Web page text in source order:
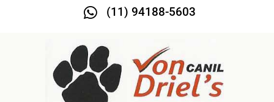
(11) 94188-5603